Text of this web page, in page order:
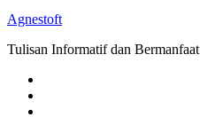
Agnestoft
Tulisan Informatif dan Bermanfaat